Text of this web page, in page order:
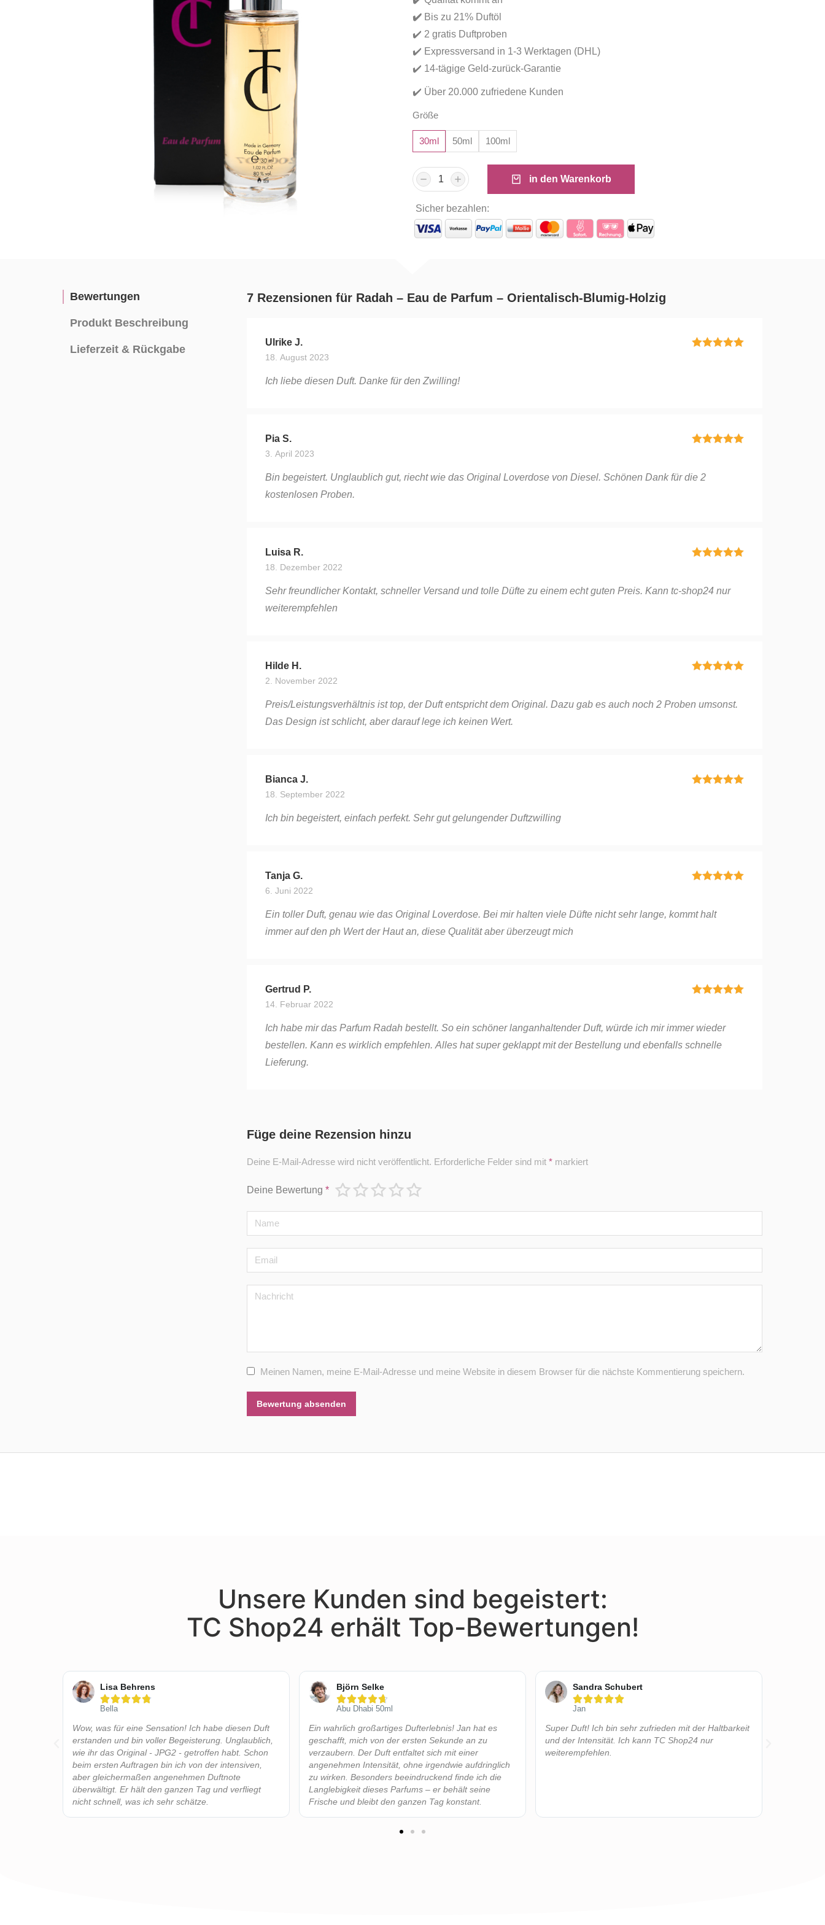
✔️ Bis zu 21% Duftöl
✔️ 2 gratis Duftproben
✔️ Expressversand in 1-3 Werktagen (DHL)
✔️ 14-tägige Geld-zurück-Garantie
✔️ Über 20.000 zufriedene Kunden
Größe
30ml 50ml 100ml
in den Warenkorb
Sicher bezahlen:
Bewertungen
Produkt Beschreibung
Lieferzeit & Rückgabe
7 Rezensionen für Radah – Eau de Parfum – Orientalisch-Blumig-Holzig
Ulrike J.
18. August 2023
Ich liebe diesen Duft. Danke für den Zwilling!
Pia S.
3. April 2023
Bin begeistert. Unglaublich gut, riecht wie das Original Loverdose von Diesel. Schönen Dank für die 2
kostenlosen Proben.
Luisa R.
18. Dezember 2022
Sehr freundlicher Kontakt, schneller Versand und tolle Düfte zu einem echt guten Preis. Kann tc-shop24 nur
weiterempfehlen
Hilde H.
2. November 2022
Preis/Leistungsverhältnis ist top, der Duft entspricht dem Original. Dazu gab es auch noch 2 Proben umsonst.
Das Design ist schlicht, aber darauf lege ich keinen Wert.
Bianca J.
18. September 2022
Ich bin begeistert, einfach perfekt. Sehr gut gelungender Duftzwilling
Tanja G.
6. Juni 2022
Ein toller Duft, genau wie das Original Loverdose. Bei mir halten viele Düfte nicht sehr lange, kommt halt
immer auf den ph Wert der Haut an, diese Qualität aber überzeugt mich
Gertrud P.
14. Februar 2022
Ich habe mir das Parfum Radah bestellt. So ein schöner langanhaltender Duft, würde ich mir immer wieder
bestellen. Kann es wirklich empfehlen. Alles hat super geklappt mit der Bestellung und ebenfalls schnelle
Lieferung.
Füge deine Rezension hinzu
Deine E-Mail-Adresse wird nicht veröffentlicht. Erforderliche Felder sind mit * markiert
Deine Bewertung *
Meinen Namen, meine E-Mail-Adresse und meine Website in diesem Browser für die nächste Kommentierung speichern.
Bewertung absenden
Unsere Kunden sind begeistert:
TC Shop24 erhält Top-Bewertungen!
Lisa Behrens

Bella
Wow, was für eine Sensation! Ich habe diesen Duft
erstanden und bin voller Begeisterung. Unglaublich,
wie ihr das Original - JPG2 - getroffen habt. Schon
beim ersten Auftragen bin ich von der intensiven,
aber gleichermaßen angenehmen Duftnote
überwältigt. Er hält den ganzen Tag und verfliegt
nicht schnell, was ich sehr schätze.
Björn Selke

Abu Dhabi 50ml
Ein wahrlich großartiges Dufterlebnis! Jan hat es
geschafft, mich von der ersten Sekunde an zu
verzaubern. Der Duft entfaltet sich mit einer
angenehmen Intensität, ohne irgendwie aufdringlich
zu wirken. Besonders beeindruckend finde ich die
Langlebigkeit dieses Parfums – er behält seine
Frische und bleibt den ganzen Tag konstant.
Sandra Schubert

Jan
Super Duft! Ich bin sehr zufrieden mit der Haltbarkeit
und der Intensität. Ich kann TC Shop24 nur
weiterempfehlen.